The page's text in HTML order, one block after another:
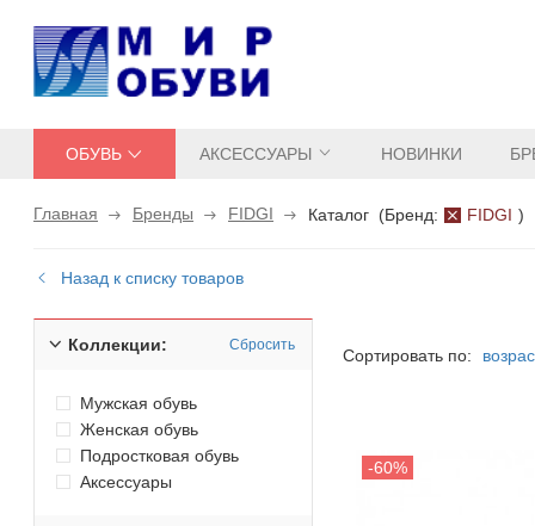
ОБУВЬ АКСЕССУАРЫ НОВИНКИ
Главная Бренды FIDGI Каталог (Бренд: FIDGI )
Назад к списку товаров
Коллекции: Сбросить
Мужская обувь
Женская обувь
Подростковая обувь
Аксессуары
Сортировать по: